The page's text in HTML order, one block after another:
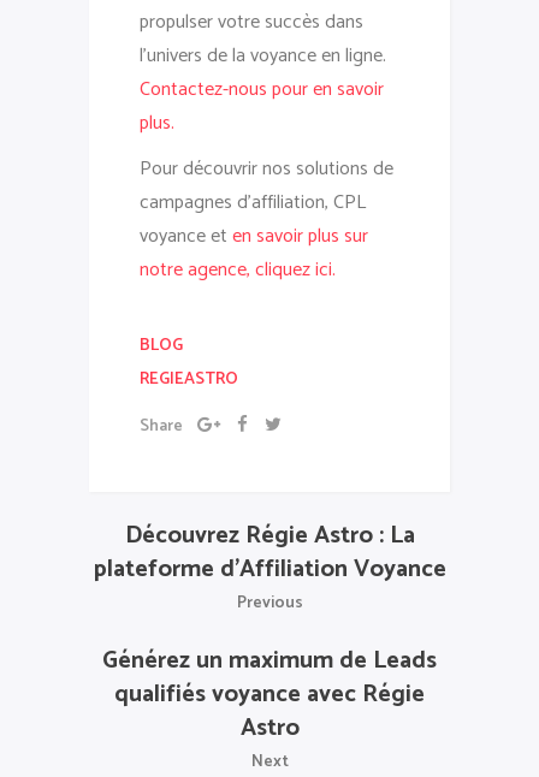
propulser votre succès dans
l’univers de la voyance en ligne.
Contactez-nous pour en savoir
plus.
Pour découvrir nos solutions de
campagnes d’affiliation, CPL
voyance eten savoir plus sur
notre agence, cliquez ici.
BLOG
REGIEASTRO
Share
Découvrez Régie Astro : La
plateforme d’Affiliation Voyance
Previous
Générez un maximum de Leads
qualifiés voyance avec Régie
Astro
Next